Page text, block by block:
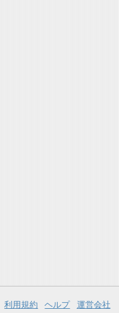
利用規約 ヘルプ
運営会社